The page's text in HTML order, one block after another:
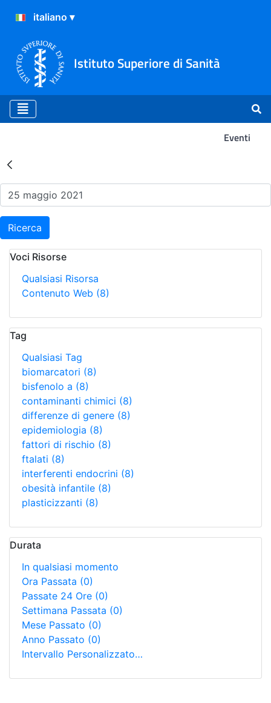
Istituto Superiore di Sanità
Eventi
Risultati della Ricerca -
Ricerca
Voci Risorse
Qualsiasi Risorsa
Contenuto Web (8)
Tag
Qualsiasi Tag
biomarcatori (8)
bisfenolo a (8)
contaminanti chimici (8)
differenze di genere (8)
epidemiologia (8)
fattori di rischio (8)
ftalati (8)
interferenti endocrini (8)
obesità infantile (8)
plasticizzanti (8)
Durata
In qualsiasi momento
Ora Passata (0)
Passate 24 Ore (0)
Settimana Passata (0)
Mese Passato (0)
Anno Passato (0)
Intervallo Personalizzato…